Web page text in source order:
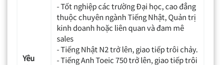
Yêu
- Tốt nghiệp các trường Đại học, cao đẳng
thuộc chuyên ngành Tiếng Nhật, Quản trị
kinh doanh hoặc liên quan và đam mê
sales
- Tiếng Nhật N2 trở lên, giao tiếp trôi chảy.
- Tiếng Anh Toeic 750 trở lên, giao tiếp trôi